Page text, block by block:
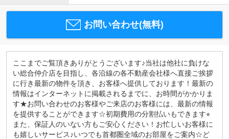
お問い合わせ(無料)
ここまでご覧頂きありがとうございます♪当社は他社に負けな
い総合仲介店を目指し、各沿線の各不動産会社様へ直接ご挨拶
に行き最新の物件を頂き、お客様へ提供しております！最新の
情報はインターネットに掲載されるまでに、お時間がかかりま
す★お問い合わせのお客様やご来店のお客様には、最新の情報
を提供することができます☆初期費用の分割払いもできます⭐︎
また、保証人のいない方もご安心ください！お忙しいお客様に
も嬉しいサービス♪いつでも首都圏全域のお部屋をご案内☆ど